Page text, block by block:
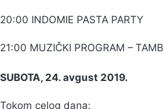
20:00 INDOMIE PASTA PARTY
21:00 MUZIČKI PROGRAM –
SUBOTA, 24. avgust 2019.
Tokom celog dana: